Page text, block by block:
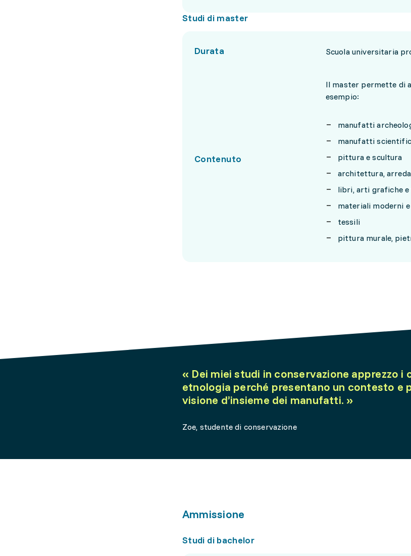
Studi di master
Durata Scuola universitaria
Contenuto
Il master permette di
esempio:
manufatti
manufatti
pittura e scultura
architettura,
libri, arti grafiche
materiali moderni
tessili
pittura murale,
« Dei miei studi in conservazione apprezzo i
etnologia perché presentano un contesto e
visione d’insieme dei manufatti. »
Zoe, studente di conservazione
Ammissione
Studi di bachelor